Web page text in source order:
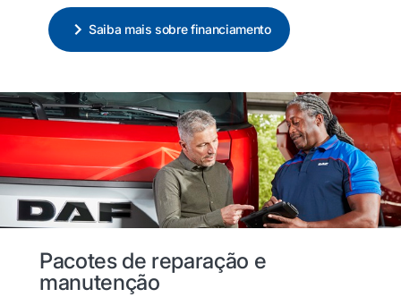
Saiba mais sobre financiamento
Pacotes de reparação e
manutenção